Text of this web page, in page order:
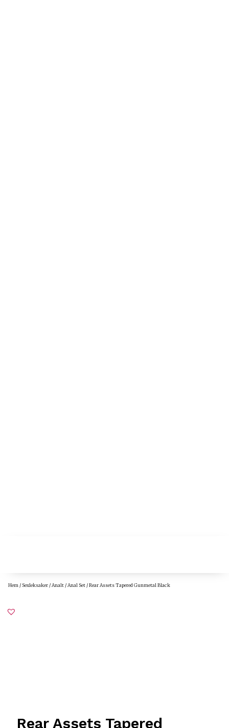
Hem/ Sexleksaker/Analt/Anal Set/ Rear Assets Tapered Gunmetal Black
Rear Assets Tapered